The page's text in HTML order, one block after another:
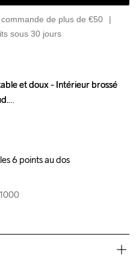
de plus de €50
sous 30 jours
et doux - Intérieur brossé
6 points au dos
et doux - Intérieur brossé
6 points au dos